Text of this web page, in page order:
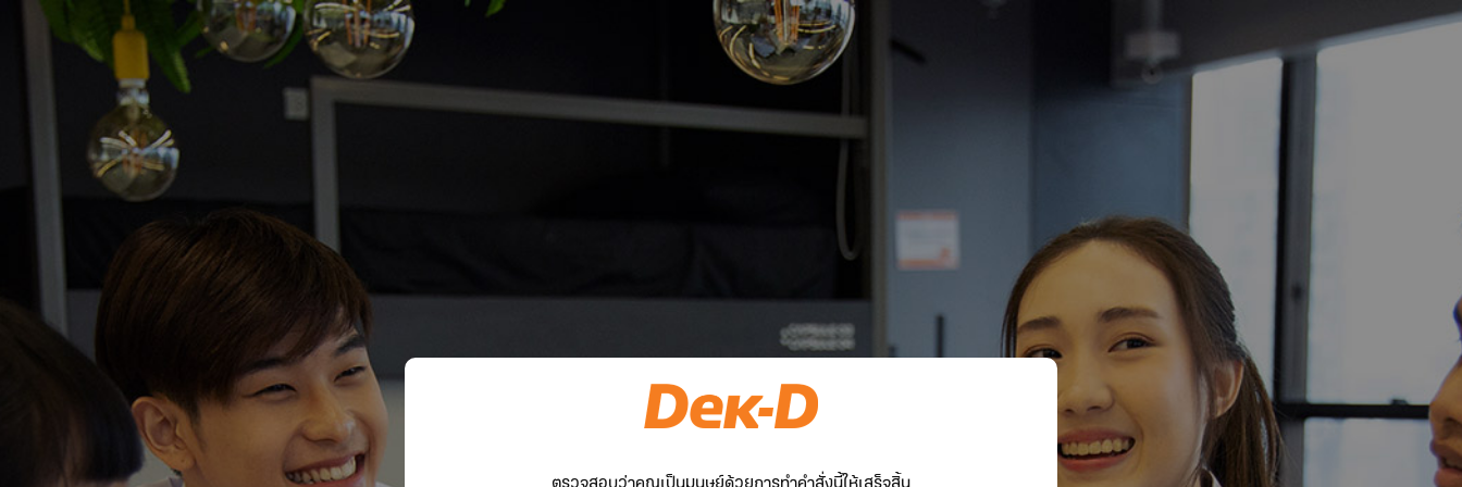
ตรวจสอบว่าคุณเป็นมนุษย์ด้วยการทำคำสั่งนี้ให้เสร็จสิ้น